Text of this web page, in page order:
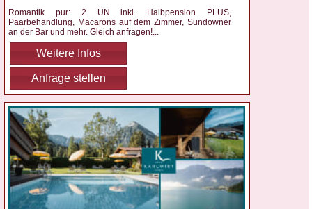
Romantik pur: 2 ÜN inkl. Halbpension PLUS,
Paarbehandlung, Macarons auf dem Zimmer, Sundowner
an der Bar und mehr. Gleich anfragen!...
Weitere Infos
Anfrage stellen